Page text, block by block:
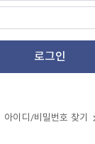
로그인
아이디/비밀번호 찾기